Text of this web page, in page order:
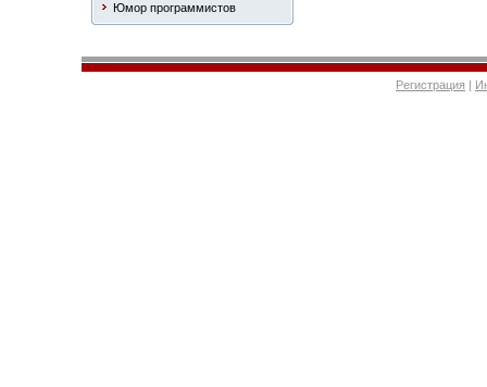
Юмор программистов
Регистрация |